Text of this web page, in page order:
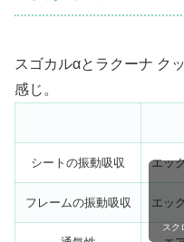
スゴカルαとラクーナ ク
感じ。
シートの振動吸収 エッ
フレームの振動吸収 エッ
スク